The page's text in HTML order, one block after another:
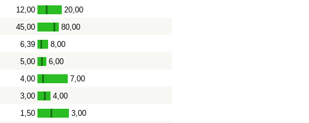
12,00 - 20,00
45,00 - 80,00
6,39 - 8,00
5,00 - 6,00
4,00 - 7,00
3,00 - 4,00
1,50 - 3,00